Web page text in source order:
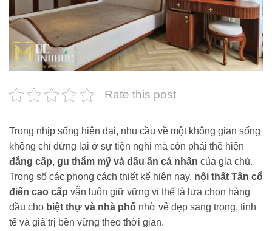
Rate this post
Trong nhịp sống hiện đại, nhu cầu về một không gian sống
không chỉ dừng lại ở sự tiện nghi mà còn phải thể hiện
đẳng cấp, gu thẩm mỹ và dấu ấn cá nhân của gia chủ.
Trong số các phong cách thiết kế hiện nay, nội thất Tân cổ
điển cao cấp vẫn luôn giữ vững vị thế là lựa chọn hàng
đầu cho biệt thự và nhà phố nhờ vẻ đẹp sang trọng, tinh
tế và giá trị bền vững theo thời gian.